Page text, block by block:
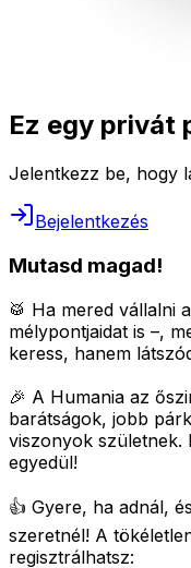
Ez egy privát
Jelentkezz be, hogy
Bejelentkezés
Mutasd magad!
🥁 Ha mered vállalni
mélypontjaidat is –,
keress, hanem
🎉 A Humania az
barátságok, jobb
viszonyok születnek.
egyedül!
👍 Gyere, ha adnál,
szeretnél! A
regisztrálhatsz: